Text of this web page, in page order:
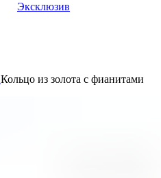
Эксклюзив
Кольцо из золота с фианитами